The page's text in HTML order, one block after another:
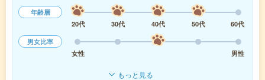
年齢層
20代
30代 40代 50代
60代
男女比率
女性
男性
もっと見る